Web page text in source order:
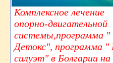
Комплексное лечение
опорно-двигательной
системы,программа "
Детокс", программа "
силуэт" в Болгарии на